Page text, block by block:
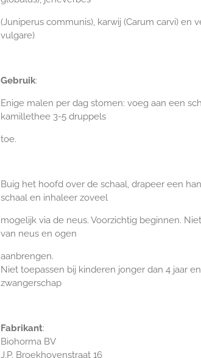
(Juniperus communis), karwij (Carum carvi) en
vulgare)
Gebruik:
Enige malen per dag stomen: voeg aan een
kamillethee 3-5 druppels
toe.
Buig het hoofd over de schaal, drapeer een
schaal en inhaleer zoveel
mogelijk via de neus. Voorzichtig beginnen.
van neus en ogen
aanbrengen.
Niet toepassen bij kinderen jonger dan 4 jaar
zwangerschap
Fabrikant:
Biohorma BV
J.P. Broekhovenstraat 16